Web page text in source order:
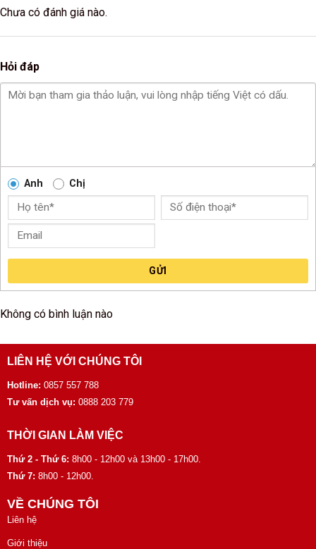
Chưa có đánh giá nào.
Hỏi đáp
Anh Chị
GỬI
Không có bình luận nào
LIÊN HỆ VỚI CHÚNG TÔI
Hotline: 0857 557 788
Tư vấn dịch vụ: 0888 203 779
THỜI GIAN LÀM VIỆC
Thứ 2 - Thứ 6: 8h00 - 12h00 và 13h00 - 17h00.
Thứ 7: 8h00 - 12h00.
VỀ CHÚNG TÔI
Liên hệ
Giới thiệu